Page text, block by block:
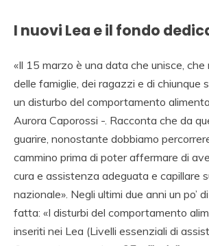
I nuovi Lea e il fondo
«Il 15 marzo è una data che unisce,
delle famiglie, dei ragazzi e di chiunque
un disturbo del comportamento
Aurora Caporossi -. Racconta che da
guarire, nonostante dobbiamo
cammino prima di poter affermare di
cura e assistenza adeguata e capillare
nazionale». Negli ultimi due anni un po’
fatta: «I disturbi del comportamento
inseriti nei Lea (Livelli essenziali di